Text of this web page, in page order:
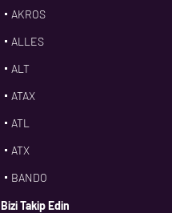
AKROS
ALLES
ALT
ATAX
ATL
ATX
BANDO
BMS
Bizi Takip Edin